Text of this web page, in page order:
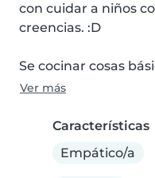
con cuidar a niños
creencias. :D
Se cocinar cosas
Ver más
Características
Empático/a